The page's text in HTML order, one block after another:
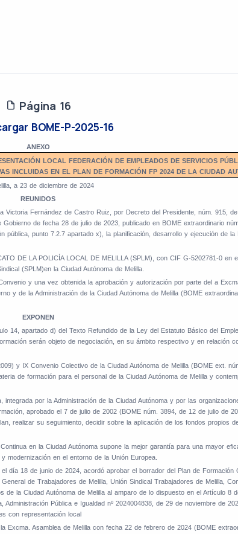
Página 16
BOME-P-2025-16
ANEXO
LOCAL FEDERACIÓN DE EMPLEADOS DE SERVICIOS
INCLUIDAS EN EL PLAN DE FORMACIÓN FP 2024 DE LA CIUDAD
a 23 de diciembre de 2024
REUNIDOS
Fernández de Castro Ruiz, por Decreto del Presidente, núm. 915,
de fecha 28 de julio de 2023, publicado en BOME extraordinario
punto 7.2.7 apartado x), la planificación, desarrollo y ejecución de
DE LA POLICÍA LOCAL DE MELILLA (SPLM), con CIF G-5202781-0 en
(SPLM)en la Ciudad Autónoma de Melilla.
y una vez obtenida la aprobación y autorización por parte del a
y de la Administración de la Ciudad Autónoma de Melilla (BOME
EXPONEN
14, apartado d) del Texto Refundido de la Ley del Estatuto Básico del
serán objeto de negociación, en su ámbito respectivo y en relación
y IX Convenio Colectivo de la Ciudad Autónoma de Melilla (BOME ext.
de formación para el personal de la Ciudad Autónoma de Melilla y
por la Administración de la Ciudad Autónoma y por las
aprobado el 7 de julio de 2002 (BOME núm. 3894, de 12 de julio de
realizar su seguimiento, decidir sobre la aplicación de los fondos propios
en la Ciudad Autónoma supone la mejor garantía para una mayor
modernización en el entorno de la Unión Europea.
día 18 de junio de 2024, acordó aprobar el borrador del Plan de
de Trabajadores de Melilla, Unión Sindical Trabajadores de Melilla,
de la Ciudad Autónoma de Melilla al amparo de lo dispuesto en el Artículo
Pública e Igualdad nº 2024004838, de 29 de noviembre de
con representación local
Asamblea de Melilla con fecha 22 de febrero de 2024 (BOME